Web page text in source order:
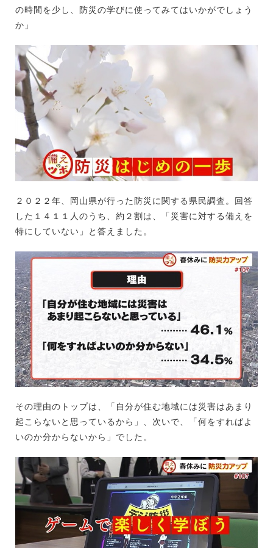
の時間を少し、防災の学びに使ってみてはいかがでしょう
か」
２０２２年、岡山県が行った防災に関する県民調査。回答
した１４１１人のうち、約２割は、「災害に対する備えを
特にしていない」と答えました。
その理由のトップは、「自分が住む地域には災害はあまり
起こらないと思っているから」、次いで、「何をすればよ
いのか分からないから」でした。